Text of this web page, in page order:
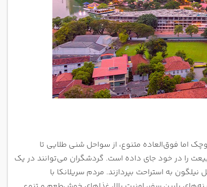
فوق‌العاده متنوع، از سواحل شنی طلایی تا
را در خود جای داده است. گردشگران می‌توانند در یک
به استراحت بپردازند. مردم سریلانکا با